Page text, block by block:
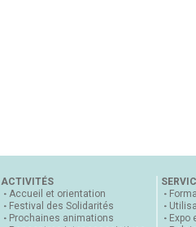
ACTIVITÉS
Accueil et orientation
Festival des Solidarités
Prochaines animations
Expo